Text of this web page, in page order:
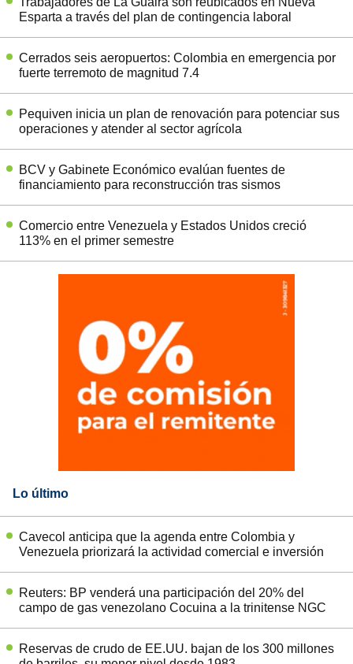
Esparta a través del plan de contingencia laboral
Cerrados seis aeropuertos: Colombia en emergencia por
fuerte terremoto de magnitud 7.4
Pequiven inicia un plan de renovación para potenciar sus
operaciones y atender al sector agrícola
BCV y Gabinete Económico evalúan fuentes de
financiamiento para reconstrucción tras sismos
Comercio entre Venezuela y Estados Unidos creció
113% en el primer semestre
Lo último
Cavecol anticipa que la agenda entre Colombia y
Venezuela priorizará la actividad comercial e inversión
Reuters: BP venderá una participación del 20% del
campo de gas venezolano Cocuina a la trinitense NGC
Reservas de crudo de EE.UU. bajan de los 300 millones